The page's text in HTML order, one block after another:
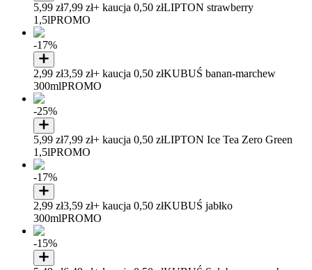
5,99 zł7,99 zł+ kaucja 0,50 złLIPTON strawberry
1,5lPROMO
-17%
2,99 zł3,59 zł+ kaucja 0,50 złKUBUŚ banan-marchew
300mlPROMO
-25%
5,99 zł7,99 zł+ kaucja 0,50 złLIPTON Ice Tea Zero Green
1,5lPROMO
-17%
2,99 zł3,59 zł+ kaucja 0,50 złKUBUŚ jabłko
300mlPROMO
-15%